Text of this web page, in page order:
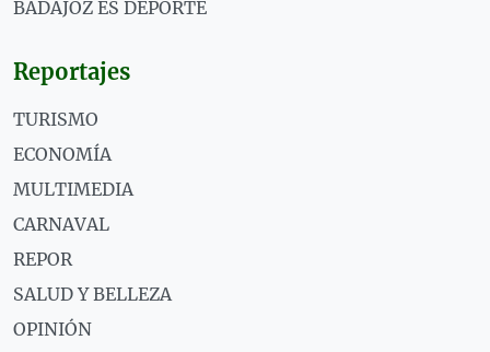
BADAJOZ ES DEPORTE
Reportajes
TURISMO
ECONOMÍA
MULTIMEDIA
CARNAVAL
REPOR
SALUD Y BELLEZA
OPINIÓN